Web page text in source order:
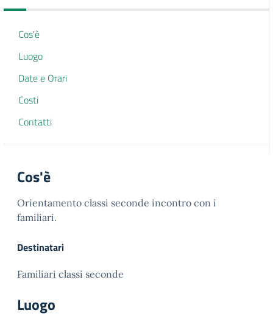
Cos'è
Luogo
Date e Orari
Costi
Contatti
Cos'è
Orientamento classi seconde incontro con i
familiari.
Destinatari
Familiari classi seconde
Luogo